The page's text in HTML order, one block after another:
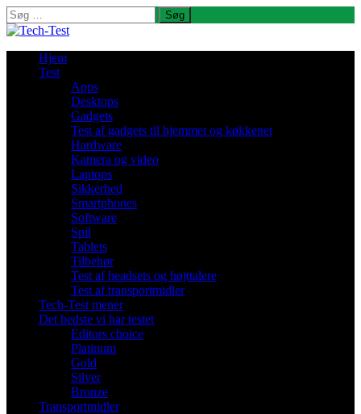
Søg
efter:
Hjem
Test
Apps
Desktops
Gadgets
Test af gadgets til hjemmet og køkkenet
Hardware
Kamera og video
Laptops
Sikkerhed
Smartphones
Software
Spil
Tablets
Tilbehør
Test af headsets og højttalere
Test af transportmidler
Tech-Test mener
Det bedste vi har testet
Editors choice
Platinum
Gold
Silver
Bronze
Transportmidler